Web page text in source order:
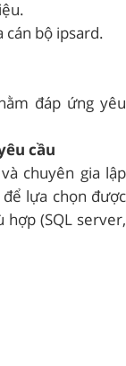
cán bộ ipsard.
đáp ứng yêu
cầu
chuyên gia lập
lựa chọn được
(SQL server,